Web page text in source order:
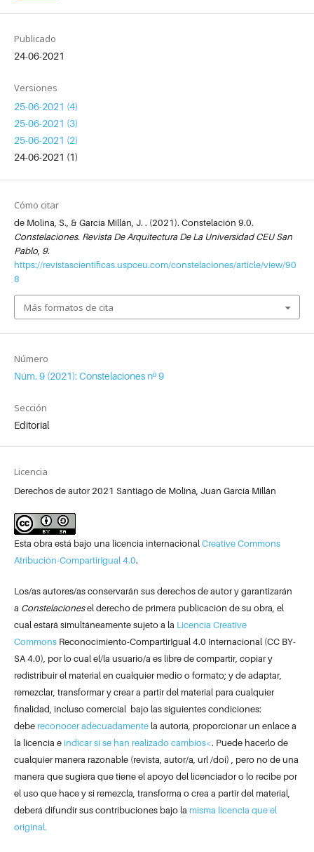
Publicado
24-06-2021
Versiones
25-06-2021 (4)
25-06-2021 (3)
25-06-2021 (2)
24-06-2021 (1)
Número
Núm. 9 (2021): Constelaciones nº 9
Sección
Editorial
Licencia
Derechos de autor 2021 Santiago de Molina, Juan García Millán
Esta obra está bajo una licencia internacional Creative Commons
Atribución-CompartirIgual 4.0.
Los/as autores/as conservarán sus derechos de autor y garantizarán
a Constelacionesel derecho de primera publicación de su obra, el
cual estará simultáneamente sujeto a la Licencia Creative
Commons Reconocimiento-CompartirIgual 4.0 Internacional (CC BY-
SA 4.0), por lo cual el/la usuario/a es libre de compartir, copiar y
redistribuir el material en cualquier medio o formato; y de adaptar,
remezclar, transformar y crear a partir del material para cualquier
finalidad, incluso comercial bajo las siguientes condiciones:
debe reconocer adecuadamentela autoría, proporcionar un enlace a
la licencia e indicar si se han realizado cambios<. Puede hacerlo de
cualquier manera razonable (revista, autor/a, url /doi) , pero no de una
manera que sugiera que tiene el apoyo del licenciador o lo recibe por
el uso que hace y si remezcla, transforma o crea a partir del material,
deberá difundir sus contribuciones bajo la misma licencia que el
original.
Cómo citar
de Molina, S., & García Millán, J. . (2021). Constelación 9.0.
Constelaciones. Revista De Arquitectura De La Universidad CEU San
Pablo, 9.
https://revistascientificas.uspceu.com/constelaciones/article/view/90
8
Más formatos de cita